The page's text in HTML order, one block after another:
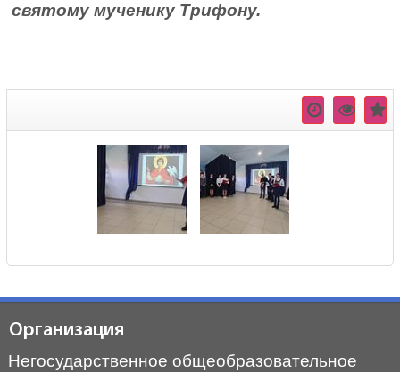
святому мученику Трифону.
Организация
Негосударственное общеобразовательное